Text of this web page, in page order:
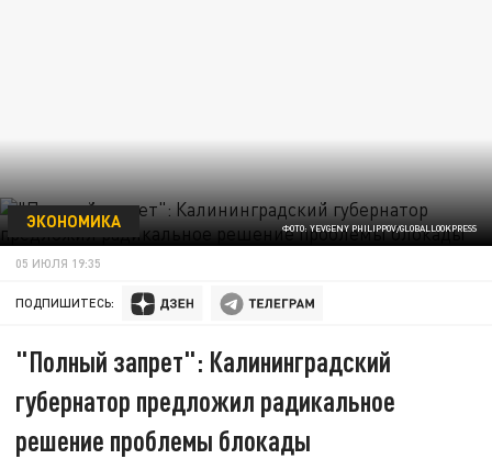
ФОТО: YEVGENY PHILIPPOV/GLOBALLOOKPRESS
ЭКОНОМИКА
05 ИЮЛЯ 19:35
ПОДПИШИТЕСЬ:
"Полный запрет": Калининградский
губернатор предложил радикальное
решение проблемы блокады